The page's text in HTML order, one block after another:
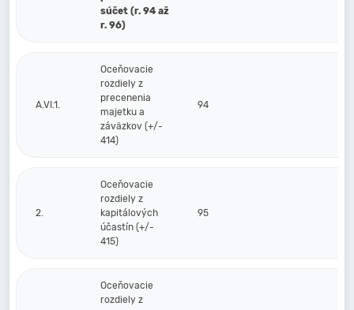
súčet (r. 94 až
r. 96)
A.VI.1.
Oceňovacie
rozdiely z
precenenia
majetku a
záväzkov (+/-
414)
94
2.
Oceňovacie
rozdiely z
kapitálových
účastín (+/-
415)
95
Oceňovacie
rozdiely z